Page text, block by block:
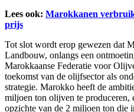
Lees ook: Marokkanen
prijs
Tot slot wordt erop gewezen dat
Landbouw, onlangs een
Marokkaanse Federatie voor
toekomst van de olijfsector als
strategie. Marokko heeft de
miljoen ton olijven te produceren,
opzichte van de 2 miljoen ton die